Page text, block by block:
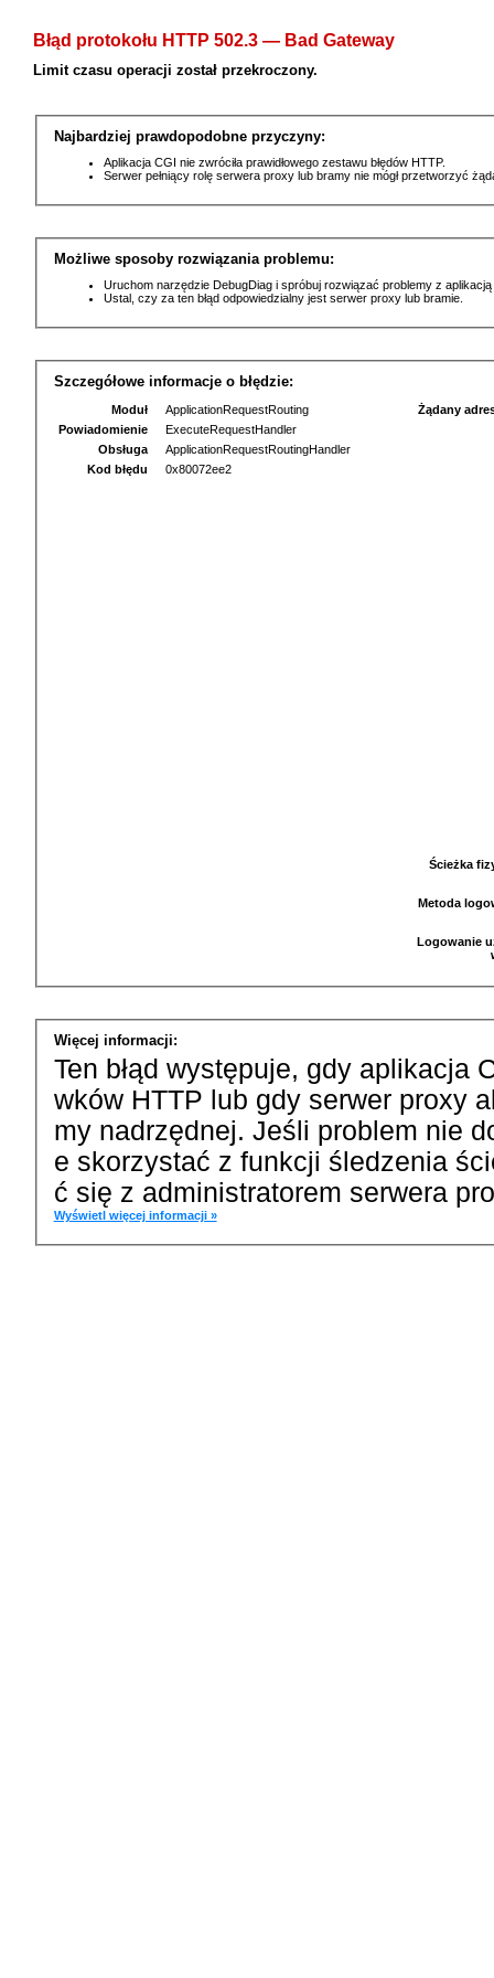
Błąd protokołu HTTP 502.3 — Bad Gateway
Limit czasu operacji został przekroczony.
Najbardziej prawdopodobne przyczyny:
Aplikacja CGI nie zwróciła prawidłowego zestawu błędów HTTP.
Serwer pełniący rolę serwera proxy lub bramy nie mógł przetworzyć
Możliwe sposoby rozwiązania problemu:
Uruchom narzędzie DebugDiag i spróbuj rozwiązać problemy z
Ustal, czy za ten błąd odpowiedzialny jest serwer proxy lub bramie.
Szczegółowe informacje o błędzie:
Moduł
ApplicationRequestRouting
Powiadomienie
ExecuteRequestHandler
Obsługa
ApplicationRequestRoutingHandler
Kod błędu
0x80072ee2
Żądany
Ścieżka
Metoda
Logowanie
Więcej informacji:
Ten błąd występuje, gdy aplikacja
wków HTTP lub gdy serwer proxy
my nadrzędnej. Jeśli problem nie
e skorzystać z funkcji śledzenia
ć się z administratorem serwera
Wyświetl więcej informacji »